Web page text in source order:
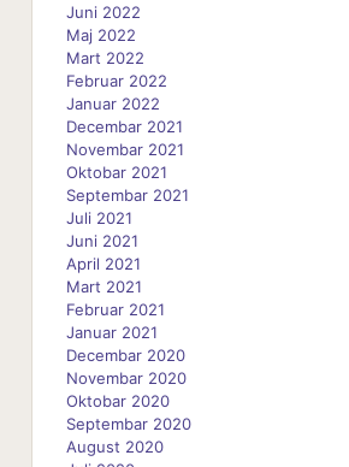
Juni 2022
Maj 2022
Mart 2022
Februar 2022
Januar 2022
Decembar 2021
Novembar 2021
Oktobar 2021
Septembar 2021
Juli 2021
Juni 2021
April 2021
Mart 2021
Februar 2021
Januar 2021
Decembar 2020
Novembar 2020
Oktobar 2020
Septembar 2020
August 2020